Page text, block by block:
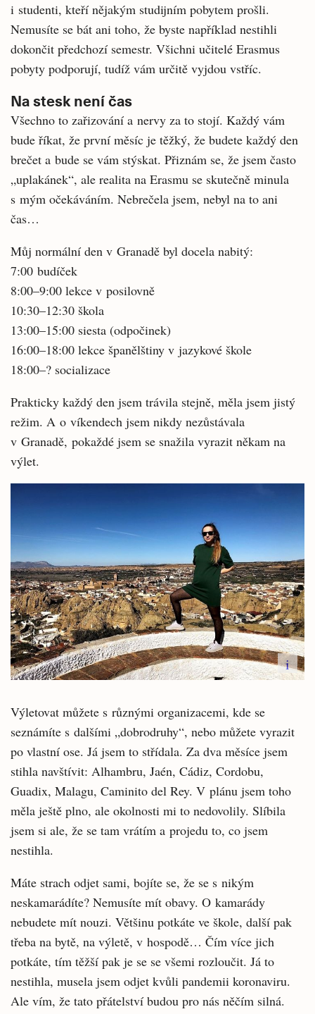
i studenti, kteří nějakým studijním pobytem prošli.
Nemusíte se bát ani toho, že byste například nestihli
dokončit předchozí semestr. Všichni učitelé Erasmus
pobyty podporují, tudíž vám určitě vyjdou vstříc.
Na stesk není čas
Všechno to zařizování a nervy za to stojí. Každý vám
bude říkat, že první měsíc je těžký, že budete každý den
brečet a bude se vám stýskat. Přiznám se, že jsem často
„uplakánek“, ale realita na Erasmu se skutečně minula
s mým očekáváním. Nebrečela jsem, nebyl na to ani
čas…
Můj normální den v Granadě byl docela nabitý:
7:00 budíček
8:00–9:00 lekce v posilovně
10:30–12:30 škola
13:00–15:00 siesta (odpočinek)
16:00–18:00 lekce španělštiny v jazykové škole
18:00–? socializace
Prakticky každý den jsem trávila stejně, měla jsem jistý
režim. A o víkendech jsem nikdy nezůstávala
v Granadě, pokaždé jsem se snažila vyrazit někam na
výlet.
i
Výletovat můžete s různými organizacemi, kde se
seznámíte s dalšími „dobrodruhy“, nebo můžete vyrazit
po vlastní ose. Já jsem to střídala. Za dva měsíce jsem
stihla navštívit: Alhambru, Jaén, Cádiz, Cordobu,
Guadix, Malagu, Caminito del Rey. V plánu jsem toho
měla ještě plno, ale okolnosti mi to nedovolily. Slíbila
jsem si ale, že se tam vrátím a projedu to, co jsem
nestihla.
Máte strach odjet sami, bojíte se, že se s nikým
neskamarádíte? Nemusíte mít obavy. O kamarády
nebudete mít nouzi. Většinu potkáte ve škole, další pak
třeba na bytě, na výletě, v hospodě… Čím více jich
potkáte, tím těžší pak je se se všemi rozloučit. Já to
nestihla, musela jsem odjet kvůli pandemii koronaviru.
Ale vím, že tato přátelství budou pro nás něčím silná.